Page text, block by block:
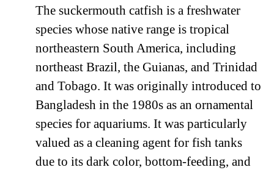
The suckermouth catfish is a freshwater
species whose native range is tropical
northeastern South America, including
northeast Brazil, the Guianas, and Trinidad
and Tobago. It was originally introduced to
Bangladesh in the 1980s as an ornamental
species for aquariums. It was particularly
valued as a cleaning agent for fish tanks
due to its dark color, bottom-feeding, and